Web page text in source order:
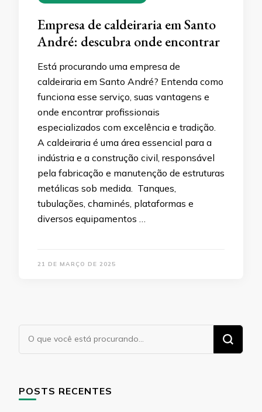
Empresa de caldeiraria em Santo
André: descubra onde encontrar
Está procurando uma empresa de
caldeiraria em Santo André? Entenda como
funciona esse serviço, suas vantagens e
onde encontrar profissionais
especializados com excelência e tradição.
A caldeiraria é uma área essencial para a
indústria e a construção civil, responsável
pela fabricação e manutenção de estruturas
metálicas sob medida. Tanques,
tubulações, chaminés, plataformas e
diversos equipamentos …
21 DE MARÇO DE 2025
Procurando
algo?
POSTS RECENTES